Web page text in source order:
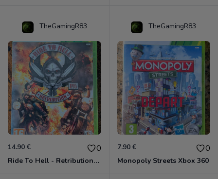
TheGamingR83
14.90 € 0
Ride To Hell - Retribution Xbox 360
TheGamingR83
7.90 € 0
Monopoly Streets Xbox 360